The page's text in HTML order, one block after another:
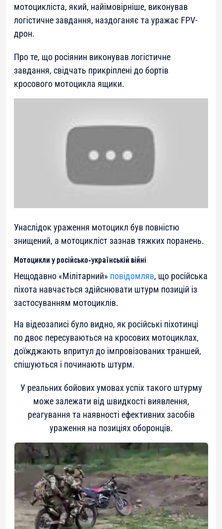
мотоцикліста, який, найімовірніше, виконував
логістичне завдання, наздоганяє та уражає FPV-
дрон.
Про те, що росіянин виконував логістичне
завдання, свідчать прикріплені до бортів
кросового мотоцикла ящики.
Унаслідок ураження мотоцикл був повністю
знищений, а мотоцикліст зазнав тяжких поранень.
Мотоцикли у російсько-українській війні
Нещодавно «Мілітарний» повідомляв, що російська
піхота навчається здійснювати штурм позицій із
застосуванням мотоциклів.
На відеозаписі було видно, як російські піхотинці
по двоє пересуваються на кросових мотоциклах,
доїжджають впритул до імпровізованих траншей,
спішуються і починають штурм.
У реальних бойових умовах успіх такого штурму
може залежати від швидкості виявлення,
реагування та наявності ефективних засобів
ураження на позиціях оборонців.